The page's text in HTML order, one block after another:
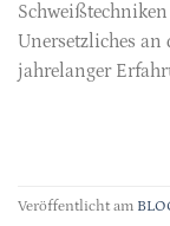
Schweißtechniken
Unersetzliches
jahrelanger
Veröffentlicht am